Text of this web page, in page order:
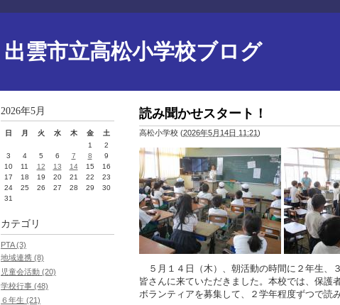
出雲市立高松小学校ブログ
読み聞かせスタート！
高松小学校 (2026年5月14日 11:21)
５月１４日（木）、朝活動の時間に２年生、
皆さんに来ていただきました。本校では、保護
ボランティアを募集して、２学年程度ずつで読
2026年5月
日 月 火 水 木 金
土
1
2
3
4 5 6 7 8
9
10
11 12 13 14 15
16
17
18 19 20 21 22
23
24
25 26 27 28 29
30
31
カテゴリ
PTA (3)
地域連携 (8)
児童会活動 (20)
学校行事 (48)
６年生 (21)